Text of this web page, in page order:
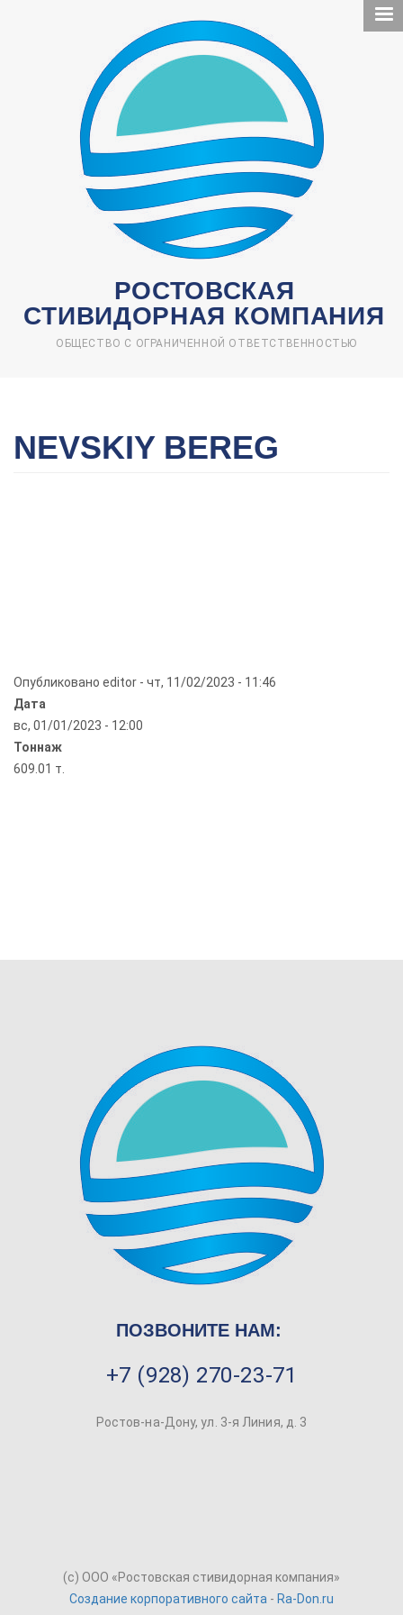
РОСТОВСКАЯ
СТИВИДОРНАЯ КОМПАНИЯ
ОБЩЕСТВО С ОГРАНИЧЕННОЙ ОТВЕТСТВЕННОСТЬЮ
NEVSKIY BEREG
Опубликовано editor - чт, 11/02/2023 - 11:46
Дата
вс, 01/01/2023 - 12:00
Тоннаж
609.01 т.
ПОЗВОНИТЕ НАМ:
+7 (928) 270-23-71
Ростов-на-Дону, ул. 3-я Линия, д. 3
(c) ООО «Ростовская стивидорная компания»
Создание корпоративного сайта - Ra-Don.ru